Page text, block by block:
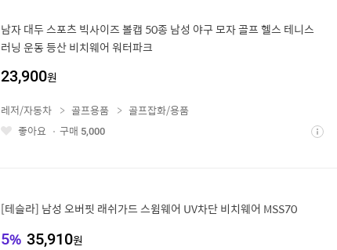
남자 대두 스포츠 빅사이즈 볼캡 50종 남성 야구 모자 골프 헬스 테니스
러닝 운동 등산 비치웨어 워터파크
23,900원
좋 상
레저/자동차 골프용품
골프잡화/용품
좋아요
구매 5,000
[테슬라] 남성 오버핏 래쉬가드 스윔웨어 UV차단 비치웨어 MSS70
5% 35,910원